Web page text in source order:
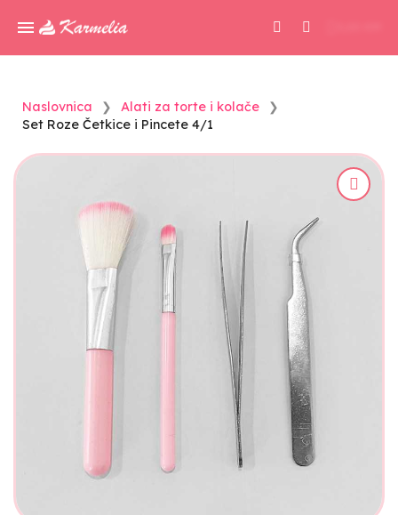
Naslovnica
Alati za torte i kolače
Set Roze Četkice i Pincete 4/1